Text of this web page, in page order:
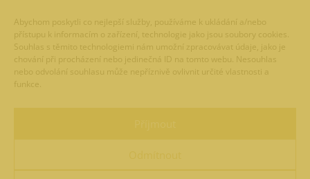
Abychom poskytli co nejlepší služby, používáme k ukládání a/nebo
přístupu k informacím o zařízení, technologie jako jsou soubory cookies.
Souhlas s těmito technologiemi nám umožní zpracovávat údaje, jako je
chování při procházení nebo jedinečná ID na tomto webu. Nesouhlas
nebo odvolání souhlasu může nepříznivě ovlivnit určité vlastnosti a
funkce.
Kouřový ležák
Hrdina výčepu 🔥 Hlasování je spuštěno!
Refresh přichází s novou příchutí
Speciál Krasličák